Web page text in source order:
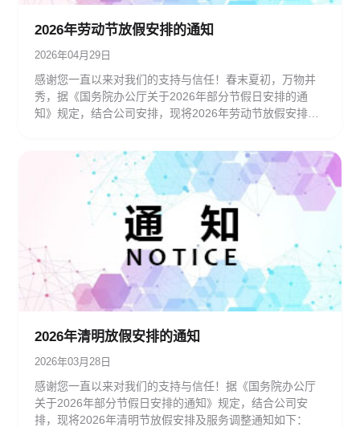
2026年劳动节放假安排的通知‌
2026年04月29日
感谢您一直以来对我们的支持与信任！春末夏初，万物并
秀，据《国务院办公厅关于2026年部分节假日安排的通
知》规定，结合公司安排，现将2026年劳动节放假安排及
2026年清明放假安排的通知‌
2026年03月28日
感谢您一直以来对我们的支持与信任！据《国务院办公厅
关于2026年部分节假日安排的通知》规定，结合公司安
排，现将2026年清明节放假安排及服务调整通知如下：